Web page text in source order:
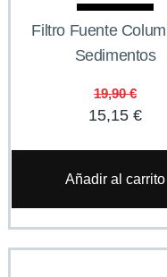
Filtro Fuente
Sedimentos
19,90€
15,15€
Añadir al carrito